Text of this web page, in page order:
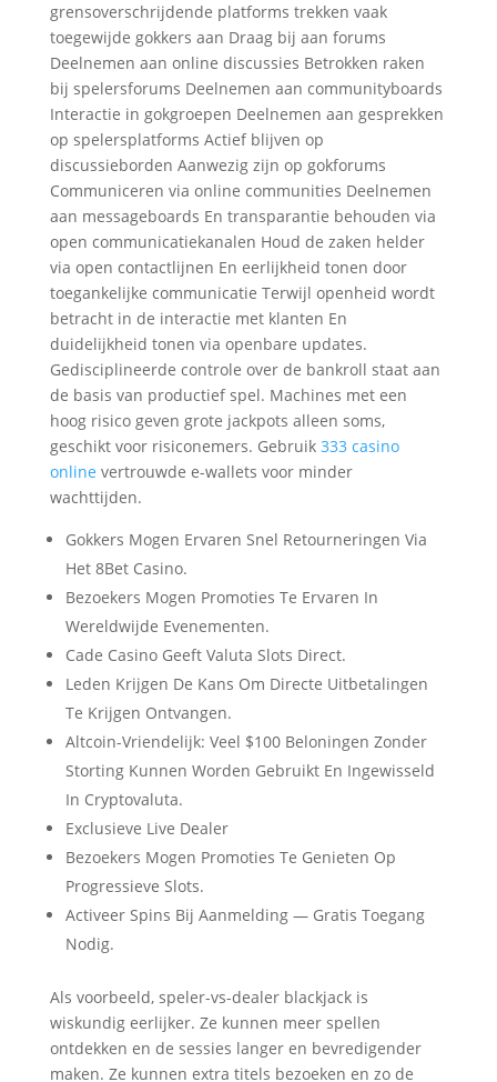
grensoverschrijdende platforms trekken vaak
toegewijde gokkers aan Draag bij aan forums
Deelnemen aan online discussies Betrokken raken
bij spelersforums Deelnemen aan communityboards
Interactie in gokgroepen Deelnemen aan gesprekken
op spelersplatforms Actief blijven op
discussieborden Aanwezig zijn op gokforums
Communiceren via online communities Deelnemen
aan messageboards En transparantie behouden via
open communicatiekanalen Houd de zaken helder
via open contactlijnen En eerlijkheid tonen door
toegankelijke communicatie Terwijl openheid wordt
betracht in de interactie met klanten En
duidelijkheid tonen via openbare updates.
Gedisciplineerde controle over de bankroll staat aan
de basis van productief spel. Machines met een
hoog risico geven grote jackpots alleen soms,
geschikt voor risiconemers. Gebruik 333 casino
online vertrouwde e-wallets voor minder
wachttijden.
Gokkers Mogen Ervaren Snel Retourneringen Via
Het 8Bet Casino.
Bezoekers Mogen Promoties Te Ervaren In
Wereldwijde Evenementen.
Cade Casino Geeft Valuta Slots Direct.
Leden Krijgen De Kans Om Directe Uitbetalingen
Te Krijgen Ontvangen.
Altcoin-Vriendelijk: Veel $100 Beloningen Zonder
Storting Kunnen Worden Gebruikt En Ingewisseld
In Cryptovaluta.
Exclusieve Live Dealer
Bezoekers Mogen Promoties Te Genieten Op
Progressieve Slots.
Activeer Spins Bij Aanmelding — Gratis Toegang
Nodig.
Als voorbeeld, speler-vs-dealer blackjack is
wiskundig eerlijker. Ze kunnen meer spellen
ontdekken en de sessies langer en bevredigender
maken. Ze kunnen extra titels bezoeken en zo de